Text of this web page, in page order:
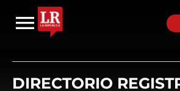
DIRECTORIO